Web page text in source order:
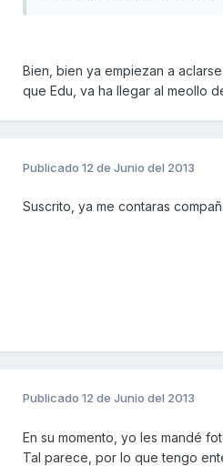
Bien, bien ya empiezan a
que Edu, va ha llegar al meollo
Publicado 12 de Junio del 2013
Suscrito, ya me contaras
Publicado 12 de Junio del 2013
En su momento, yo les mandé
Tal parece, por lo que tengo